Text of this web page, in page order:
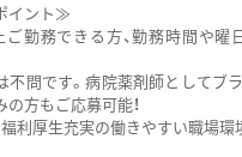
イント≫
勤務できる方、勤務時間や曜
問です。病院薬剤師としてブ
方もご応募可能！
利厚生充実の働きやすい職場環